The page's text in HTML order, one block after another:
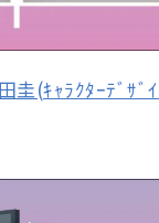
圭(ｷｬﾗｸﾀｰﾃﾞｻ